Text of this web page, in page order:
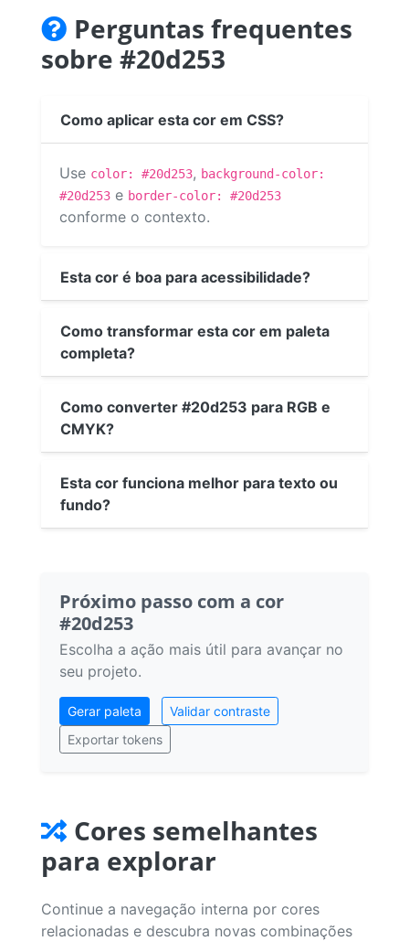
Perguntas frequentes
sobre #20d253
Como aplicar esta cor em CSS?
Use color: #20d253, background-color:
#20d253 e border-color: #20d253
conforme o contexto.
Esta cor é boa para acessibilidade?
Como transformar esta cor em paleta
completa?
Como converter #20d253 para RGB e
CMYK?
Esta cor funciona melhor para texto ou
fundo?
Próximo passo com a cor
#20d253
Escolha a ação mais útil para avançar no
seu projeto.
Gerar paleta
Validar contraste
Exportar tokens
Cores semelhantes
para explorar
Continue a navegação interna por cores
relacionadas e descubra novas combinações